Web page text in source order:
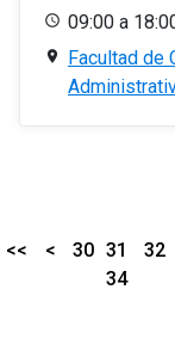
09:00 a
Facultad de
<< < 30 31 32
34